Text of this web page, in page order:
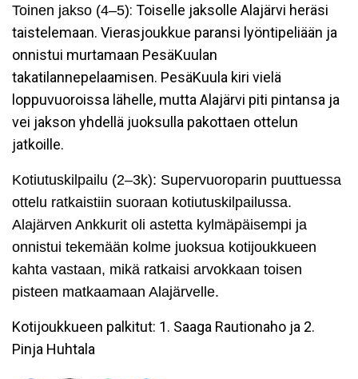
Toinen jakso (4–5): Toiselle jaksolle Alajärvi heräsi
taistelemaan. Vierasjoukkue paransi lyöntipeliään ja
onnistui murtamaan PesäKuulan
takatilannepelaamisen. PesäKuula kiri vielä
loppuvuoroissa lähelle, mutta Alajärvi piti pintansa ja
vei jakson yhdellä juoksulla pakottaen ottelun
jatkoille.
Kotiutuskilpailu (2–3k): Supervuoroparin puuttuessa
ottelu ratkaistiin suoraan kotiutuskilpailussa.
Alajärven Ankkurit oli astetta kylmäpäisempi ja
onnistui tekemään kolme juoksua kotijoukkueen
kahta vastaan, mikä ratkaisi arvokkaan toisen
pisteen matkaamaan Alajärvelle.
Kotijoukkueen palkitut: 1. Saaga Rautionaho ja 2.
Pinja Huhtala